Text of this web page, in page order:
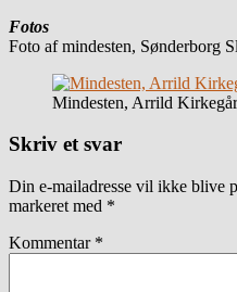
Fotos
Foto af mindesten, Sønderborg
Mindesten, Arrild
Skriv et svar
Din e-mailadresse vil ikke blive
markeret med *
Kommentar *